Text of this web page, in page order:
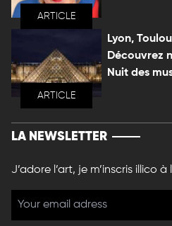
ARTICLE
ARTICLE
Lyon,
Découvrez
Nuit des
LA NEWSLETTER
J’adore l’art, je m’inscris illico